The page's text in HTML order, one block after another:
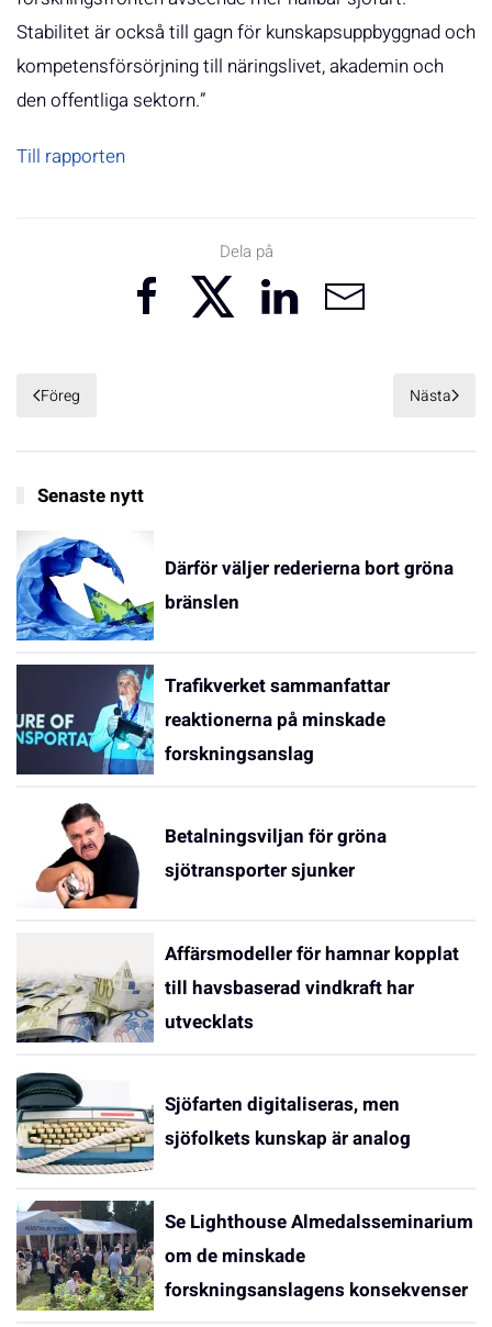
Stabilitet är också till gagn för kunskapsuppbyggnad och
kompetensförsörjning till näringslivet, akademin och
den offentliga sektorn.”
Till rapporten
Dela på
Föreg Nästa
Senaste nytt
Därför väljer rederierna bort gröna
bränslen
Trafikverket sammanfattar
reaktionerna på minskade
forskningsanslag
Betalningsviljan för gröna
sjötransporter sjunker
Affärsmodeller för hamnar kopplat
till havsbaserad vindkraft har
utvecklats
Sjöfarten digitaliseras, men
sjöfolkets kunskap är analog
Se Lighthouse Almedalsseminarium
om de minskade
forskningsanslagens konsekvenser